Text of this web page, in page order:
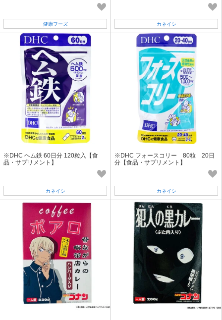
健康フーズ カネイシ
※DHC ヘム鉄 60日分 120粒入【食
品・サプリメント】
カネイシ
※DHC フォースコリー 80粒 20日
分【食品・サプリメント】
カネイシ